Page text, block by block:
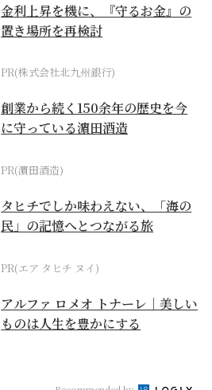
金利上昇を機に、『守るお金』の
置き場所を再検討
PR(株式会社北九州銀行)
創業から続く150余年の歴史を今
に守っている濵田酒造
PR(濵田酒造)
タヒチでしか味わえない、「海の
民」の記憶へとつながる旅
PR(エア タヒチ ヌイ)
アルファ ロメオ トナーレ｜美しい
ものは人生を豊かにする